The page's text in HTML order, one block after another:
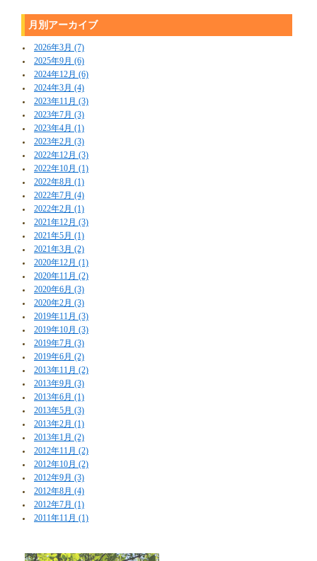
月別アーカイブ
2026年3月 (7)
2025年9月 (6)
2024年12月 (6)
2024年3月 (4)
2023年11月 (3)
2023年7月 (3)
2023年4月 (1)
2023年2月 (3)
2022年12月 (3)
2022年10月 (1)
2022年8月 (1)
2022年7月 (4)
2022年2月 (1)
2021年12月 (3)
2021年5月 (1)
2021年3月 (2)
2020年12月 (1)
2020年11月 (2)
2020年6月 (3)
2020年2月 (3)
2019年11月 (3)
2019年10月 (3)
2019年7月 (3)
2019年6月 (2)
2013年11月 (2)
2013年9月 (3)
2013年6月 (1)
2013年5月 (3)
2013年2月 (1)
2013年1月 (2)
2012年11月 (2)
2012年10月 (2)
2012年9月 (3)
2012年8月 (4)
2012年7月 (1)
2011年11月 (1)